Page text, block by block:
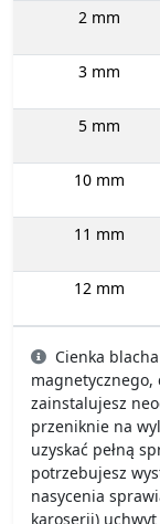
2 mm
3 mm
5 mm
10 mm
11 mm
12 mm
Cienka
magnetycznego,
zainstalujesz
przeniknie na
uzyskać pełną
potrzebujesz
nasycenia
karoserii)